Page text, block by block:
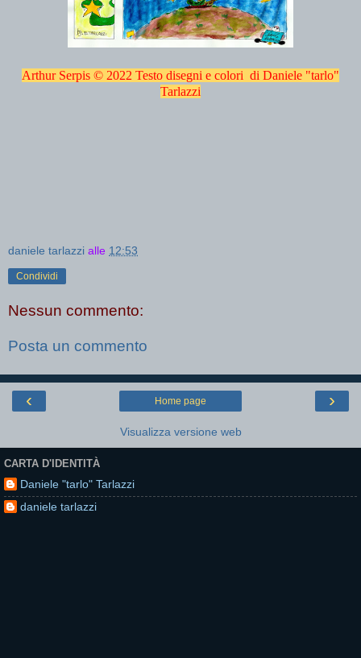
Arthur Serpis © 2022 Testo disegni e colori di Daniele "tarlo"
Tarlazzi
daniele tarlazzi alle 12:53
Condividi
Nessun commento:
Posta un commento
‹ ›
Home page
Visualizza versione web
CARTA D'IDENTITÀ
Daniele "tarlo" Tarlazzi
daniele tarlazzi